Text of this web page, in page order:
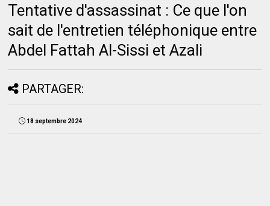
Tentative d'assassinat : Ce que l'on
sait de l'entretien téléphonique entre
Abdel Fattah Al-Sissi et Azali
PARTAGER:
18 septembre 2024